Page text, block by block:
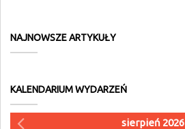
NAJNOWSZE ARTYKUŁY
KALENDARIUM WYDARZEŃ
sierpień 2026